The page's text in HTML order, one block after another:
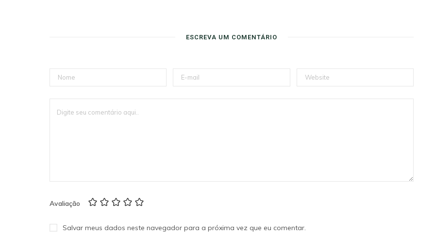
ESCREVA UM COMENTÁRIO
Avaliação
Salvar meus dados neste navegador para a próxima vez que eu comentar.